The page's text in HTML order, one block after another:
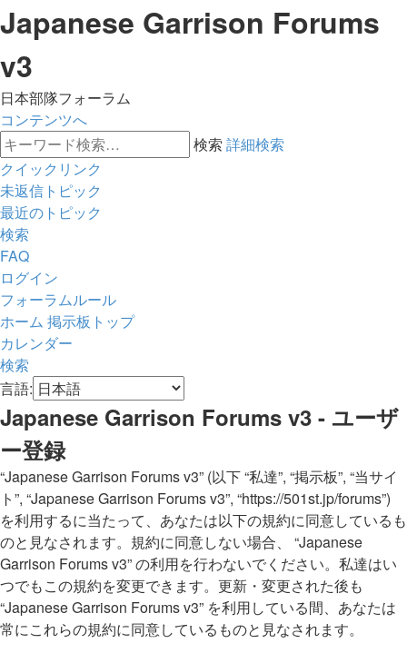
Japanese Garrison Forums
v3
日本部隊フォーラム
コンテンツへ
検索 詳細検索
クイックリンク
未返信トピック
最近のトピック
検索
FAQ
ログイン
フォーラムルール
ホーム 掲示板トップ
カレンダー
検索
言語:
Japanese Garrison Forums v3 - ユーザ
ー登録
“Japanese Garrison Forums v3” (以下 “私達”, “掲示板”, “当サイ
ト”, “Japanese Garrison Forums v3”, “https://501st.jp/forums”)
を利用するに当たって、あなたは以下の規約に同意しているも
のと見なされます。規約に同意しない場合、 “Japanese
Garrison Forums v3” の利用を行わないでください。私達はい
つでもこの規約を変更できます。更新・変更された後も
“Japanese Garrison Forums v3” を利用している間、あなたは
常にこれらの規約に同意しているものと見なされます。